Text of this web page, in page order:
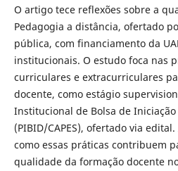
O artigo tece reflexões sobre a
Pedagogia a distância, ofertado
pública, com financiamento da
institucionais. O estudo foca nas
curriculares e extracurriculares
docente, como estágio
Institucional de Bolsa de Iniciação
(PIBID/CAPES), ofertado via
como essas práticas contribuem
qualidade da formação docente